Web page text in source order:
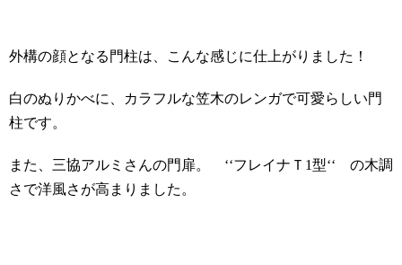
外構の顔となる門柱は、こんな感じに仕上がりました！
白のぬりかべに、カラフルな笠木のレンガで可愛らしい門
柱です。
また、三協アルミさんの門扉。 ‘‘フレイナＴ 1型‘‘ の木調
さで洋風さが高まりました。